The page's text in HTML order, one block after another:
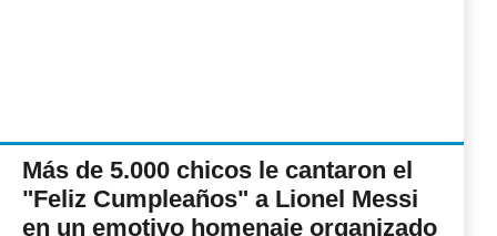
Más de 5.000 chicos le cantaron el
"Feliz Cumpleaños" a Lionel Messi
en un emotivo homenaje organizado